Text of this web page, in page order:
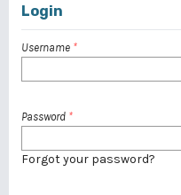
Login
Username *
Password *
Forgot your password?